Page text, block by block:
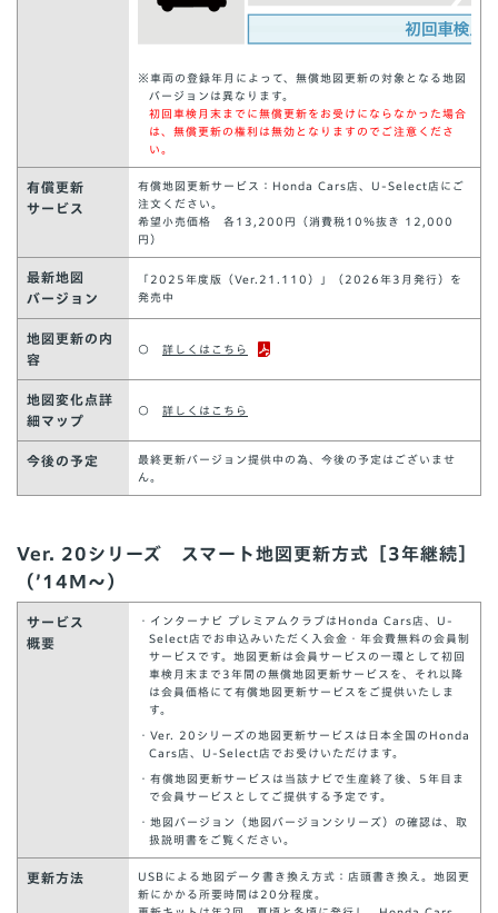
※車両の登録年月によって、無償地図更新の対象となる地図
バージョンは異なります。
初回車検月末までに無償更新をお受けにならなかった場合
は、無償更新の権利は無効となりますのでご注意くださ
い。
有償更新
サービス
有償地図更新サービス：Honda Cars店、U-Select店にご
注文ください。
希望小売価格 各13,200円（消費税10％抜き 12,000
円）
最新地図
バージョン
「2025年度版（Ver.21.110）」（2026年3月発行）を
発売中
地図更新の内
容
○ 詳しくはこちら
地図変化点詳
細マップ
○ 詳しくはこちら
今後の予定
最終更新バージョン提供中の為、今後の予定はございませ
ん。
Ver. 20シリーズ スマート地図更新方式［3年継続］
（’14M～）
サービス
概要
・インターナビ プレミアムクラブはHonda Cars店、U-
Select店でお申込みいただく入会金・年会費無料の会員制
サービスです。地図更新は会員サービスの一環として初回
車検月末まで3年間の無償地図更新サービスを、それ以降
は会員価格にて有償地図更新サービスをご提供いたしま
す。
・Ver. 20シリーズの地図更新サービスは日本全国のHonda
Cars店、U-Select店でお受けいただけます。
・有償地図更新サービスは当該ナビで生産終了後、5年目ま
で会員サービスとしてご提供する予定です。
・地図バージョン（地図バージョンシリーズ）の確認は、取
扱説明書をご覧ください。
更新方法
USBによる地図データ書き換え方式：店頭書き換え。地図更
新にかかる所要時間は20分程度。